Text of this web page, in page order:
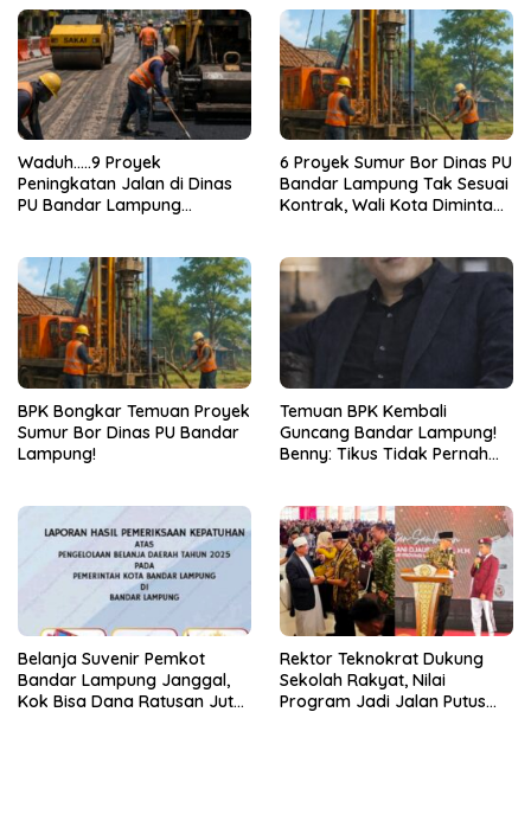
Waduh…..9 Proyek
Peningkatan Jalan di Dinas
PU Bandar Lampung
6 Proyek Sumur Bor Dinas PU
Bandar Lampung Tak Sesuai
Kontrak, Wali Kota Diminta
BPK Bongkar Temuan Proyek
Sumur Bor Dinas PU Bandar
Lampung!
Temuan BPK Kembali
Guncang Bandar Lampung!
Benny: Tikus Tidak Pernah
Belanja Suvenir Pemkot
Bandar Lampung Janggal,
Kok Bisa Dana Ratusan Juta
Rektor Teknokrat Dukung
Sekolah Rakyat, Nilai
Program Jadi Jalan Putus